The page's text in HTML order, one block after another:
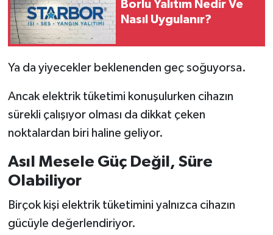
Borlu Yalıtım Nedir Ve
Nasıl Uygulanır?
Ya da yiyecekler beklenenden geç soğuyorsa.
Ancak elektrik tüketimi konuşulurken cihazın
sürekli çalışıyor olması da dikkat çeken
noktalardan biri haline geliyor.
Asıl Mesele Güç Değil, Süre
Olabiliyor
Birçok kişi elektrik tüketimini yalnızca cihazın
gücüyle değerlendiriyor.